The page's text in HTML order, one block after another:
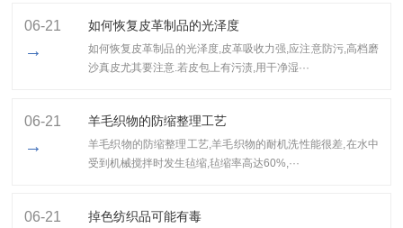
06-21
→
如何恢复皮革制品的光泽度
如何恢复皮革制品的光泽度,皮革吸收力强,应注意防污,高档磨
沙真皮尤其要注意.若皮包上有污渍,用干净湿···
06-21
→
羊毛织物的防缩整理工艺
羊毛织物的防缩整理工艺,​羊毛织物的耐机洗性能很差,在水中
受到机械搅拌时发生毡缩,毡缩率高达60%,···
06-21 掉色纺织品可能有毒